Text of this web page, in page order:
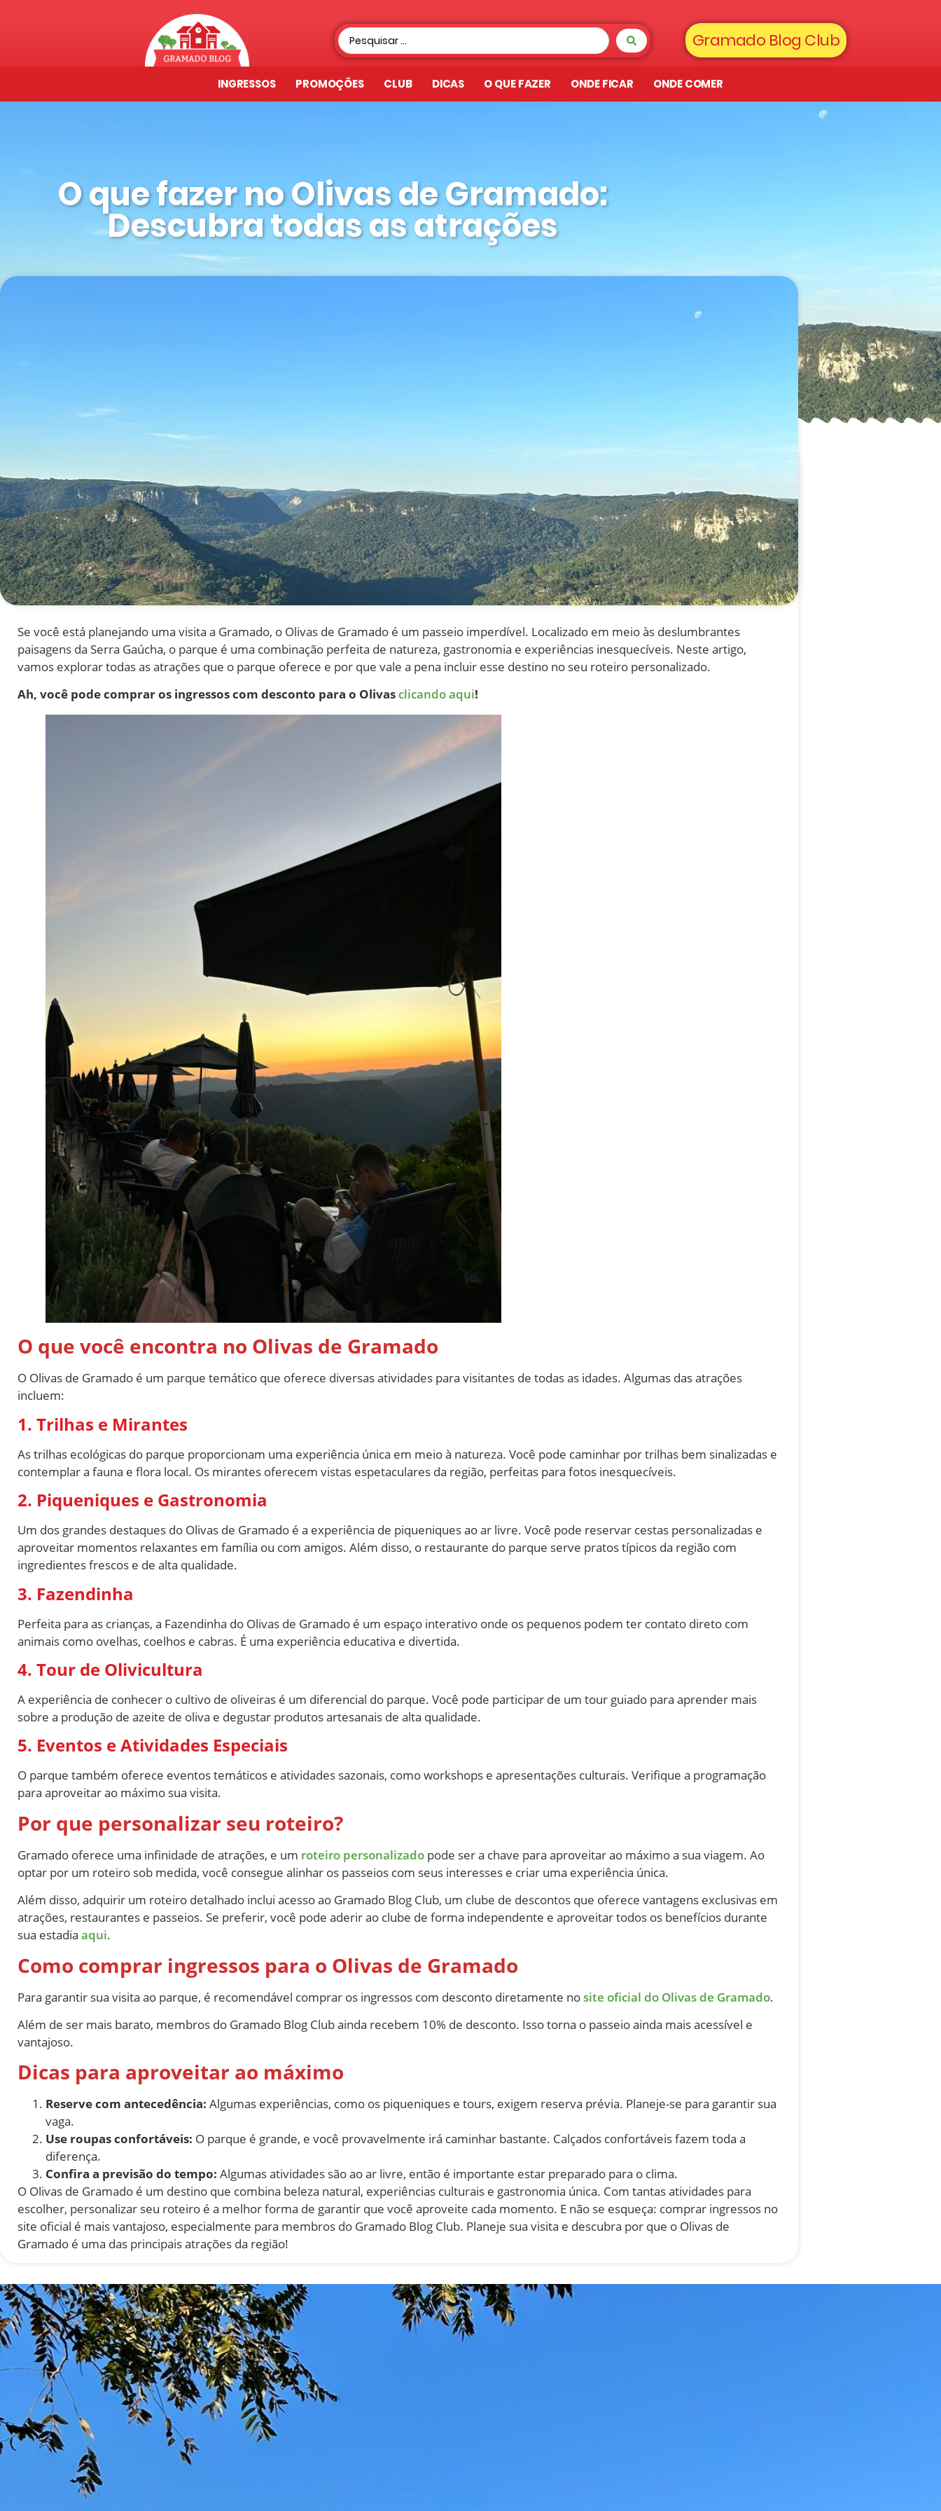
Gramado Blog Club
INGRESSOS PROMOÇÕES CLUB DICAS O QUE FAZER ONDE FICAR ONDE COMER
O que fazer no Olivas de Gramado:
Descubra todas as atrações
Se você está planejando uma visita a Gramado, o Olivas de Gramado é um passeio imperdível. Localizado em meio às deslumbrantes
paisagens da Serra Gaúcha, o parque é uma combinação perfeita de natureza, gastronomia e experiências inesquecíveis. Neste artigo,
vamos explorar todas as atrações que o parque oferece e por que vale a pena incluir esse destino no seu roteiro personalizado.
Ah, você pode comprar os ingressos com desconto para o Olivasclicando aqui!
O que você encontra no Olivas de Gramado
O Olivas de Gramado é um parque temático que oferece diversas atividades para visitantes de todas as idades. Algumas das atrações
incluem:
1. Trilhas e Mirantes
As trilhas ecológicas do parque proporcionam uma experiência única em meio à natureza. Você pode caminhar por trilhas bem sinalizadas e
contemplar a fauna e flora local. Os mirantes oferecem vistas espetaculares da região, perfeitas para fotos inesquecíveis.
2. Piqueniques e Gastronomia
Um dos grandes destaques do Olivas de Gramado é a experiência de piqueniques ao ar livre. Você pode reservar cestas personalizadas e
aproveitar momentos relaxantes em família ou com amigos. Além disso, o restaurante do parque serve pratos típicos da região com
ingredientes frescos e de alta qualidade.
3. Fazendinha
Perfeita para as crianças, a Fazendinha do Olivas de Gramado é um espaço interativo onde os pequenos podem ter contato direto com
animais como ovelhas, coelhos e cabras. É uma experiência educativa e divertida.
4. Tour de Olivicultura
A experiência de conhecer o cultivo de oliveiras é um diferencial do parque. Você pode participar de um tour guiado para aprender mais
sobre a produção de azeite de oliva e degustar produtos artesanais de alta qualidade.
5. Eventos e Atividades Especiais
O parque também oferece eventos temáticos e atividades sazonais, como workshops e apresentações culturais. Verifique a programação
para aproveitar ao máximo sua visita.
Por que personalizar seu roteiro?
Gramado oferece uma infinidade de atrações, e um roteiro personalizado pode ser a chave para aproveitar ao máximo a sua viagem. Ao
optar por um roteiro sob medida, você consegue alinhar os passeios com seus interesses e criar uma experiência única.
Além disso, adquirir um roteiro detalhado inclui acesso ao Gramado Blog Club, um clube de descontos que oferece vantagens exclusivas em
atrações, restaurantes e passeios. Se preferir, você pode aderir ao clube de forma independente e aproveitar todos os benefícios durante
sua estadia aqui.
Como comprar ingressos para o Olivas de Gramado
Para garantir sua visita ao parque, é recomendável comprar os ingressos com desconto diretamente nosite oficial do Olivas de Gramado.
Além de ser mais barato, membros do Gramado Blog Club ainda recebem 10% de desconto. Isso torna o passeio ainda mais acessível e
vantajoso.
Dicas para aproveitar ao máximo
Reserve com antecedência: Algumas experiências, como os piqueniques e tours, exigem reserva prévia. Planeje-se para garantir sua
vaga.
Use roupas confortáveis: O parque é grande, e você provavelmente irá caminhar bastante. Calçados confortáveis fazem toda a
diferença.
Confira a previsão do tempo: Algumas atividades são ao ar livre, então é importante estar preparado para o clima.
O Olivas de Gramado é um destino que combina beleza natural, experiências culturais e gastronomia única. Com tantas atividades para
escolher, personalizar seu roteiro é a melhor forma de garantir que você aproveite cada momento. E não se esqueça: comprar ingressos no
site oficial é mais vantajoso, especialmente para membros do Gramado Blog Club. Planeje sua visita e descubra por que o Olivas de
Gramado é uma das principais atrações da região!